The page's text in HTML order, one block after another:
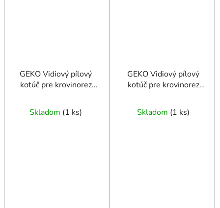
GEKO Vidiový pílový
kotúč pre krovinorez
Skladom (1 ks)
GEKO Vidiový pílový
kotúč pre krovinorez
Skladom (1 ks)